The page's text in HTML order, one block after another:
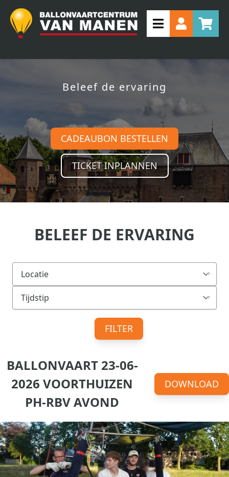
Beleef de ervaring
CADEAUBON BESTELLEN
TICKET INPLANNEN
BELEEF DE ERVARING
FILTER
BALLONVAART 23-06-
2026 VOORTHUIZEN
PH-RBV AVOND
DOWNLOAD